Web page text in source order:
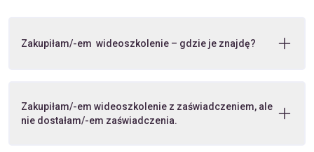
Zakupiłam/-em wideoszkolenie – gdzie je znajdę?
Zakupiłam/-em wideoszkolenie z zaświadczeniem, ale
nie dostałam/-em zaświadczenia.